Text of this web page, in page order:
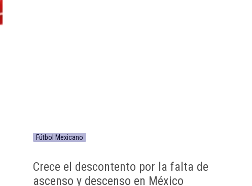
Fútbol Mexicano
Crece el descontento por la falta de
ascenso y descenso en México